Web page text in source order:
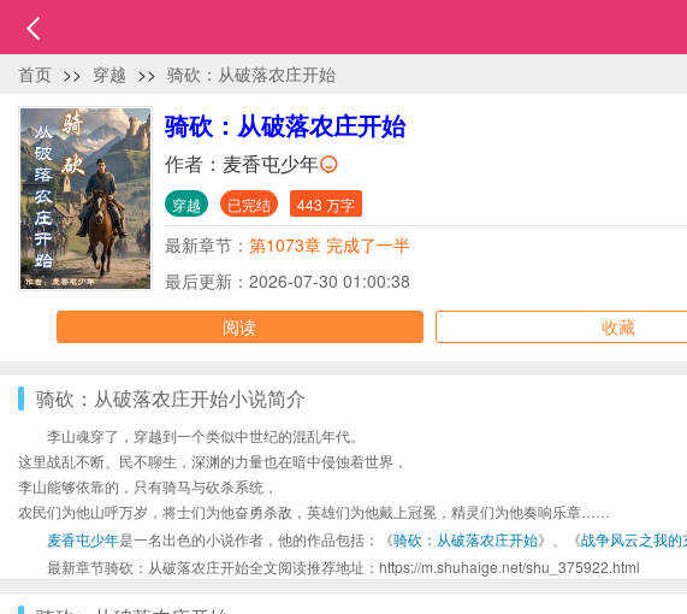
首页 >> 穿越 >> 骑砍：从破落农庄开始
骑砍：从破落农庄开始
作者： 麦香屯少年
穿越 已完结 443 万字
最新章节： 第1073章 完成了一半
最后更新：2026-07-30 01:00:38
阅读
收藏
骑砍：从破落农庄开始小说简介
李山魂穿了，穿越到一个类似中世纪的混乱年代。
这里战乱不断、民不聊生，深渊的力量也在暗中侵蚀着世界，
李山能够依靠的，只有骑马与砍杀系统，
农民们为他山呼万岁，将士们为他奋勇杀敌，英雄们为他戴上冠冕，精灵们为他奏响乐章……
麦香屯少年是一名出色的小说作者，他的作品包括：《骑砍：从破落农庄开始》、《战争风云之我的
最新章节骑砍：从破落农庄开始全文阅读推荐地址：https://m.shuhaige.net/shu_375922.html